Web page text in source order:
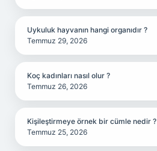
Uykuluk hayvanın hangi organıdır ?
Temmuz 29, 2026
Koç kadınları nasıl olur ?
Temmuz 26, 2026
Kişileştirmeye örnek bir cümle nedir ?
Temmuz 25, 2026